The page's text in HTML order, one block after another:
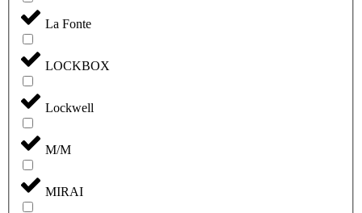
La Fonte
LOCKBOX
Lockwell
M/M
MIRAI